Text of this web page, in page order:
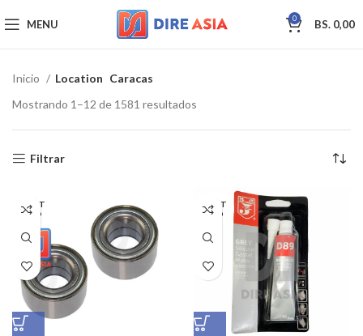
MENU 0 BS. 0,00
Inicio Location Caracas
Mostrando 1–12 de 1581 resultados
Filtrar
AGOT
ADO
AGOT
ADO